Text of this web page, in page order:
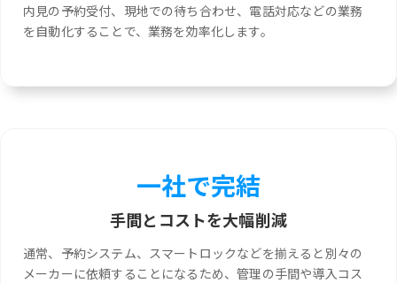
内見の予約受付、現地での待ち合わせ、電話対応などの業務
を自動化することで、業務を効率化します。
一社で完結
手間とコストを大幅削減
通常、予約システム、スマートロックなどを揃えると別々の
メーカーに依頼することになるため、管理の手間や導入コス